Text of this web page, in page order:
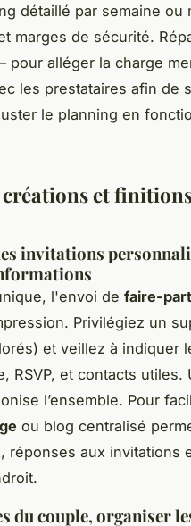
détaillé par semaine ou
marges de sécurité.
pour alléger la charge
les prestataires afin de
le planning en
et
invitations
l'envoi de faire-
Privilégiez un
et veillez à indiquer
RSVP, et contacts
l’ensemble. Pour
ou blog centralisé
réponses aux invitations
du couple, organiser